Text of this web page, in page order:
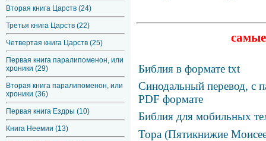
Вторая книга Царств (24)
Третья книга Царств (22)
Четвертая книга Царств (25)
Первая книга паралипоменон, или
хроники (29)
Вторая книга паралипоменон, или
хроники (36)
Первая книга Ездры (10)
Книга Неемии (13)
Библия в формате txt
Синодальный перевод, с
PDF формате
Библия для мобильных
Тора (Пятикнижие